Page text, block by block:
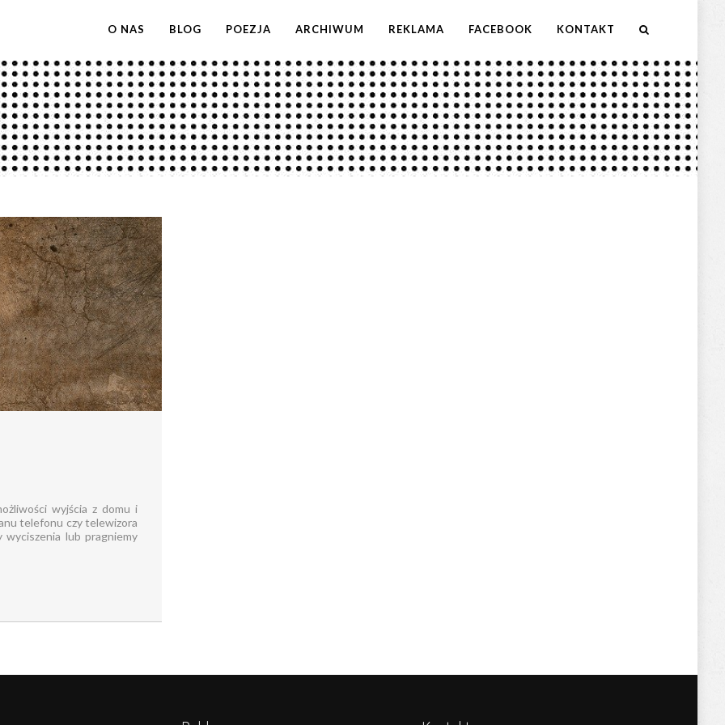
O NAS BLOG POEZJA ARCHIWUM REKLAMA FACEBOOK KONTAKT
wyjścia z domu i
telefonu czy telewizora
lub pragniemy